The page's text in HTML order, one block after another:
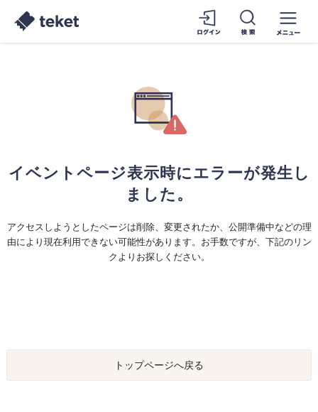
イベントページ表示時にエラーが発生し
ました。
アクセスしようとしたページは削除、変更されたか、公開準備中などの理
由により現在利用できない可能性があります。お手数ですが、下記のリン
クよりお探しください。
トップページへ戻る